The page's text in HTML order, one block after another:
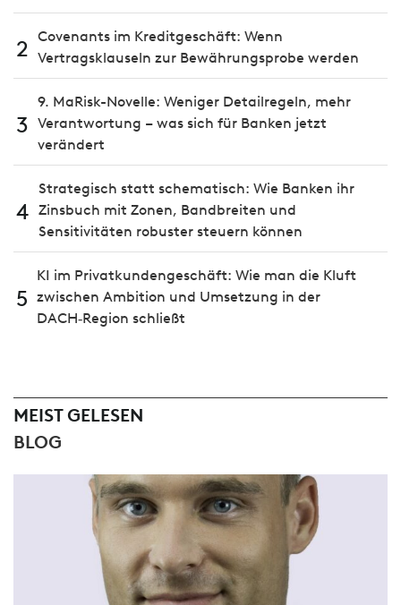
2 Covenants im Kreditgeschäft: Wenn
Vertragsklauseln zur Bewährungsprobe werden
3
9. MaRisk-Novelle: Weniger Detailregeln, mehr
Verantwortung – was sich für Banken jetzt
verändert
4
Strategisch statt schematisch: Wie Banken ihr
Zinsbuch mit Zonen, Bandbreiten und
Sensitivitäten robuster steuern können
5
KI im Privatkundengeschäft: Wie man die Kluft
zwischen Ambition und Umsetzung in der
DACH‑Region schließt
MEIST GELESEN
BLOG